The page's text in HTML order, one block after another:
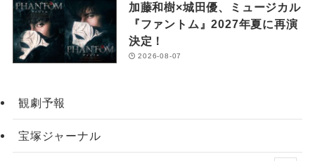
加藤和樹×城田優、ミュージカル
『ファントム』2027年夏に再演
決定！
2026-08-07
観劇予報
宝塚ジャーナル